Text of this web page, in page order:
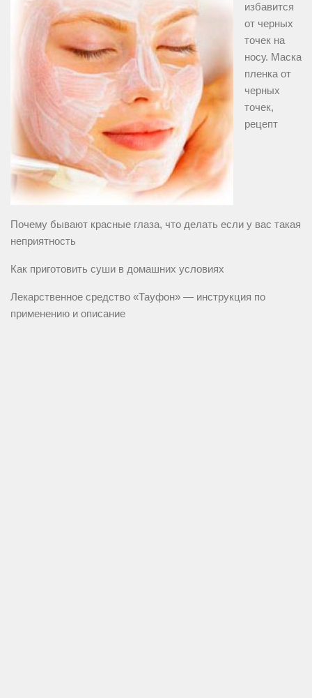
избавится
от черных
точек на
носу. Маска
пленка от
черных
точек,
рецепт
Почему бывают красные глаза, что делать если у вас такая
неприятность
Как приготовить суши в домашних условиях
Лекарственное средство «Тауфон» — инструкция по
применению и описание